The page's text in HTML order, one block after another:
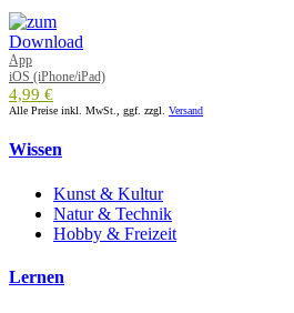
App
iOS (iPhone/iPad)
4,99 €
Alle Preise inkl. MwSt., ggf. zzgl. Versand
Wissen
Kunst & Kultur
Natur & Technik
Hobby & Freizeit
Lernen